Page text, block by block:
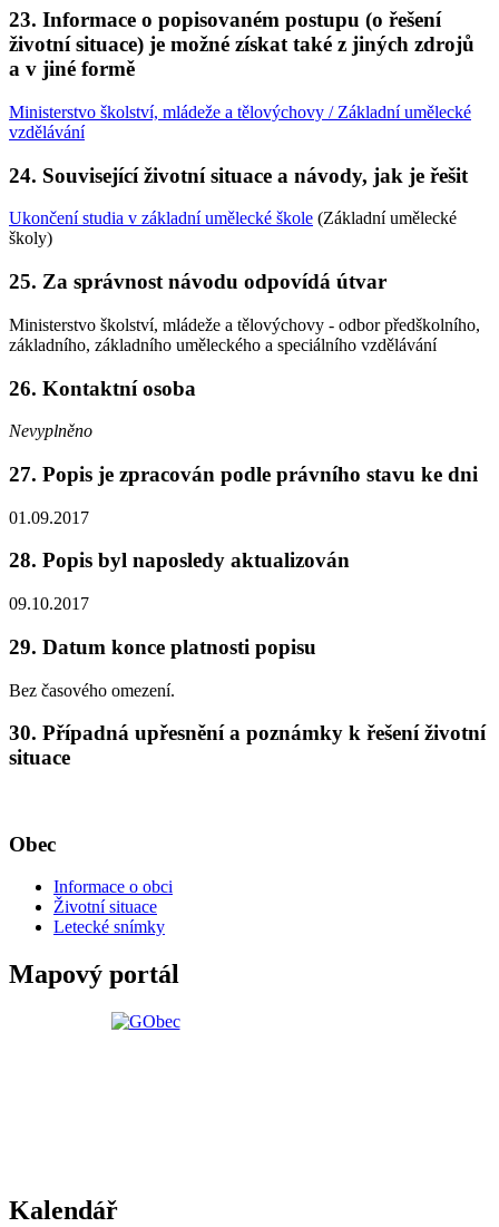
23. Informace o popisovaném postupu (o řešení
životní situace) je možné získat také z jiných zdrojů
a v jiné formě
Ministerstvo školství, mládeže a tělovýchovy / Základní umělecké
vzdělávání
24. Související životní situace a návody, jak je řešit
Ukončení studia v základní umělecké škole (Základní umělecké
školy)
25. Za správnost návodu odpovídá útvar
Ministerstvo školství, mládeže a tělovýchovy - odbor předškolního,
základního, základního uměleckého a speciálního vzdělávání
26. Kontaktní osoba
Nevyplněno
27. Popis je zpracován podle právního stavu ke dni
01.09.2017
28. Popis byl naposledy aktualizován
09.10.2017
29. Datum konce platnosti popisu
Bez časového omezení.
30. Případná upřesnění a poznámky k řešení životní
situace
Obec
Informace o obci
Životní situace
Letecké snímky
Mapový portál
Kalendář